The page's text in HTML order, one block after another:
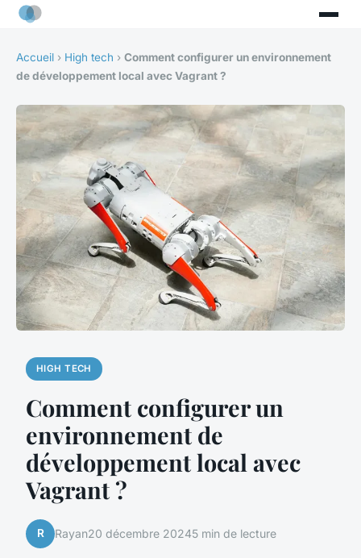
Accueil › High tech › Comment configurer un environnement
de développement local avec Vagrant ?
HIGH TECH
Comment configurer un
environnement de
développement local avec
Vagrant ?
R Rayan20 décembre 20245 min de lecture